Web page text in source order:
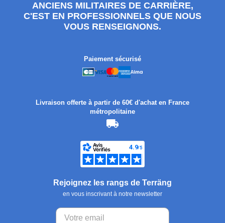
ANCIENS MILITAIRES DE CARRIÈRE,
C'EST EN PROFESSIONNELS QUE NOUS
VOUS RENSEIGNONS.
Paiement sécurisé
Livraison offerte à partir de 60€ d'achat en France
métropolitaine
Rejoignez les rangs de Terräng
en vous inscrivant à notre newsletter